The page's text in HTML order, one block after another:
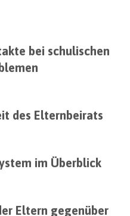
bei schulischen
des Elternbeirats
im Überblick
Eltern gegenüber